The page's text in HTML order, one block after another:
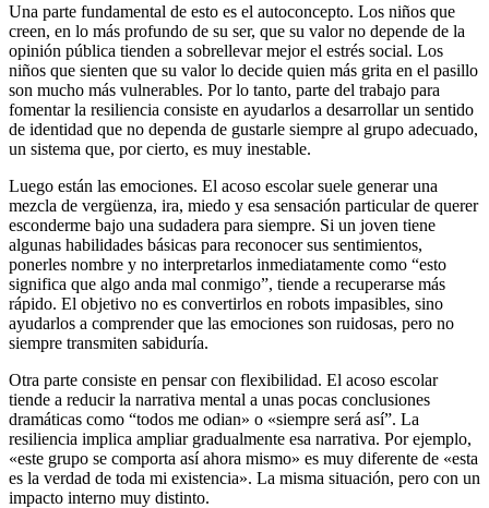
Una parte fundamental de esto es el autoconcepto. Los niños que
creen, en lo más profundo de su ser, que su valor no depende de la
opinión pública tienden a sobrellevar mejor el estrés social. Los
niños que sienten que su valor lo decide quien más grita en el pasillo
son mucho más vulnerables. Por lo tanto, parte del trabajo para
fomentar la resiliencia consiste en ayudarlos a desarrollar un sentido
de identidad que no dependa de gustarle siempre al grupo adecuado,
un sistema que, por cierto, es muy inestable.
Luego están las emociones. El acoso escolar suele generar una
mezcla de vergüenza, ira, miedo y esa sensación particular de querer
esconderme bajo una sudadera para siempre. Si un joven tiene
algunas habilidades básicas para reconocer sus sentimientos,
ponerles nombre y no interpretarlos inmediatamente como “esto
significa que algo anda mal conmigo”, tiende a recuperarse más
rápido. El objetivo no es convertirlos en robots impasibles, sino
ayudarlos a comprender que las emociones son ruidosas, pero no
siempre transmiten sabiduría.
Otra parte consiste en pensar con flexibilidad. El acoso escolar
tiende a reducir la narrativa mental a unas pocas conclusiones
dramáticas como “todos me odian» o «siempre será así”. La
resiliencia implica ampliar gradualmente esa narrativa. Por ejemplo,
«este grupo se comporta así ahora mismo» es muy diferente de «esta
es la verdad de toda mi existencia». La misma situación, pero con un
impacto interno muy distinto.